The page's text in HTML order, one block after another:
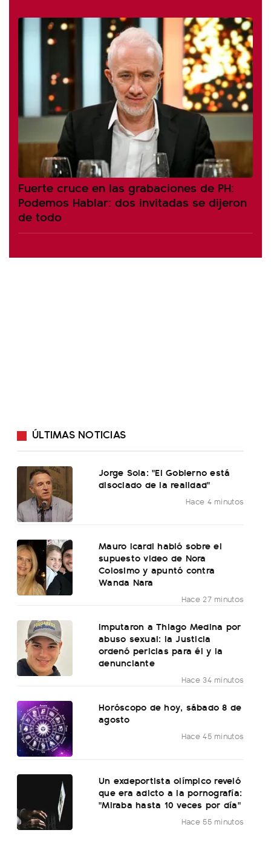
Fuerte cruce en las grabaciones de PH:
Podemos Hablar: dos invitadas se dijeron
de todo
ÚLTIMAS NOTICIAS
Jorge Sola: "El Gobierno está
disociado de la realidad"
Hace 4 minutos
Mauro Icardi habló sobre el
supuesto video de Nora
Colosimo y apuntó contra
Wanda Nara
Hace 27 minutos
Imputaron a Thiago Medina por
abuso sexual: la Justicia
ordenó pericias para él y la
denunciante
Hace 34 minutos
Horóscopo de hoy, sábado 8 de
agosto
Hace 45 minutos
Un exdeportista olímpico reveló
que era adicto a la pornografía:
"Miraba hasta 10 veces por día"
Hace 55 minutos